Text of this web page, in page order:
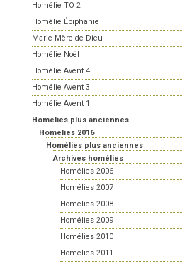
Homélie TO 2
Homélie Épiphanie
Marie Mère de Dieu
Homélie Noël
Homélie Avent 4
Homélie Avent 3
Homélie Avent 1
Homélies plus anciennes
Homélies 2016
Homélies plus anciennes
Archives homélies
Homélies 2006
Homélies 2007
Homélies 2008
Homélies 2009
Homélies 2010
Homélies 2011